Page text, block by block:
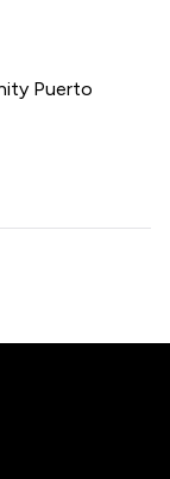
Puerto